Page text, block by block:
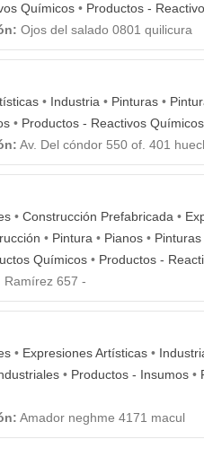
Químicos • Productos -
Ojos del salado 0801 quilicura
• Industria • Pinturas •
• Productos - Reactivos Químicos
Av. Del cóndor 550 of. 401
• Construcción Prefabricada •
• Pintura • Pianos • Pinturas
Químicos • Productos -
Ramírez 657 -
• Expresiones Artísticas •
• Productos - Insumos •
Amador neghme 4171 macul